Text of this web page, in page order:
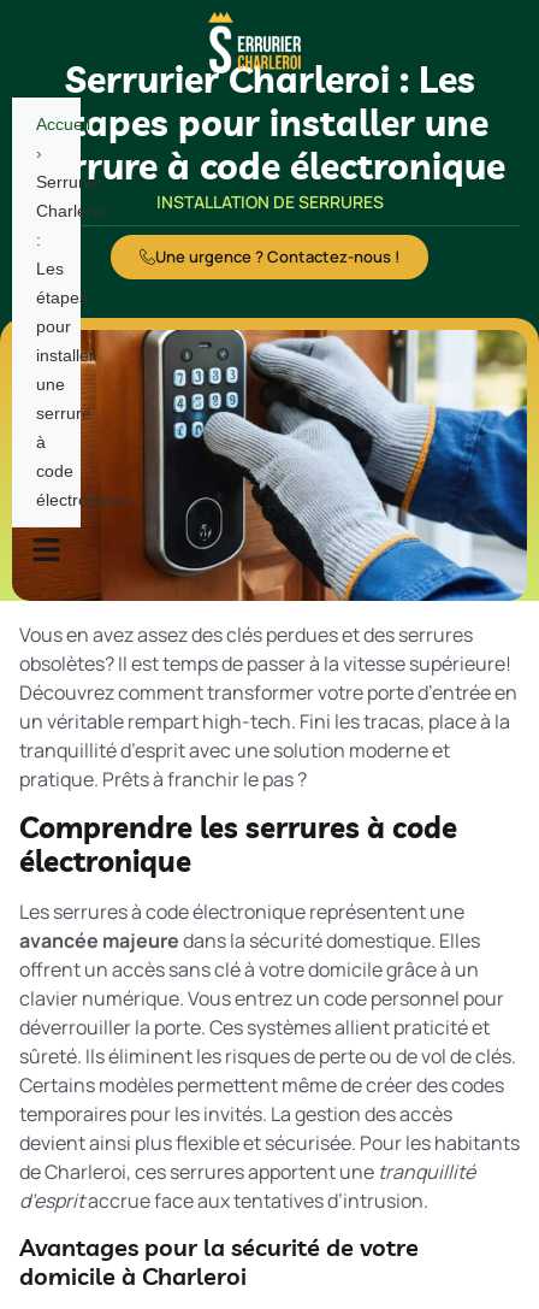
Serrurier Charleroi : Les
étapes pour installer une
serrure à code électronique
INSTALLATION DE SERRURES
Une urgence ? Contactez-nous !
Vous en avez assez des clés perdues et des serrures
obsolètes? Il est temps de passer à la vitesse supérieure!
Découvrez comment transformer votre porte d’entrée en
un véritable rempart high-tech. Fini les tracas, place à la
tranquillité d’esprit avec une solution moderne et
pratique. Prêts à franchir le pas ?
Comprendre les serrures à code
électronique
Les serrures à code électronique représentent une
avancée majeuredans la sécurité domestique. Elles
offrent un accès sans clé à votre domicile grâce à un
clavier numérique. Vous entrez un code personnel pour
déverrouiller la porte. Ces systèmes allient praticité et
sûreté. Ils éliminent les risques de perte ou de vol de clés.
Certains modèles permettent même de créer des codes
temporaires pour les invités. La gestion des accès
devient ainsi plus flexible et sécurisée. Pour les habitants
de Charleroi, ces serrures apportent une tranquillité
d’espritaccrue face aux tentatives d’intrusion.
Avantages pour la sécurité de votre
domicile à Charleroi
Accueil
›
Serrurier
Charleroi
:
Les
étapes
pour
installer
une
serrure
à
code
électronique